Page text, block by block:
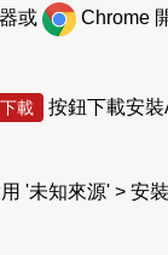
或 Chrome
載 按鈕下載安
'未知來源' > 安